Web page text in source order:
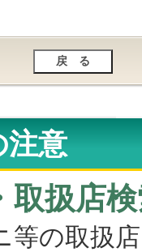
注意
取扱店
の取扱